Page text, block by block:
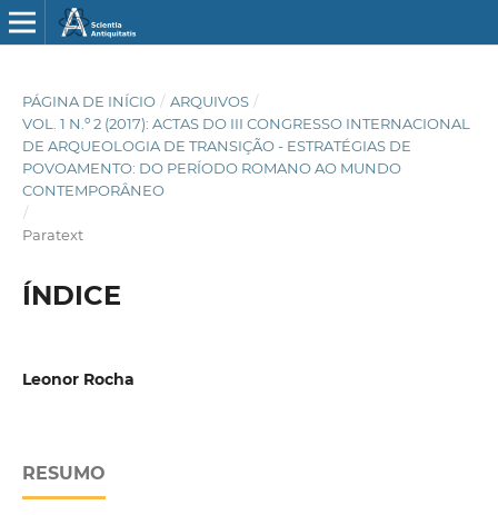
PÁGINA DE INÍCIO / ARQUIVOS /
VOL. 1 N.º 2 (2017): ACTAS DO III CONGRESSO INTERNACIONAL
DE ARQUEOLOGIA DE TRANSIÇÃO - ESTRATÉGIAS DE
POVOAMENTO: DO PERÍODO ROMANO AO MUNDO
CONTEMPORÂNEO
/
Paratext
ÍNDICE
Leonor Rocha
RESUMO